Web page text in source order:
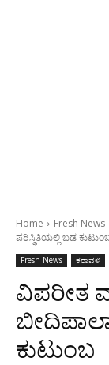
Home Fresh News
ಪರಿಸ್ಥಿತಿಯಲ್ಲಿ ಬಡ
Fresh News ಕರಾವಳಿ
ವಿಪರೀತ
ಕುಟುಂಬ